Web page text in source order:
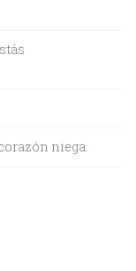
niega.